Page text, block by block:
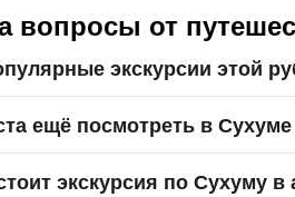
вопросы от
экскурсии этой
ещё посмотреть в Сухуме
экскурсия по Сухуму в